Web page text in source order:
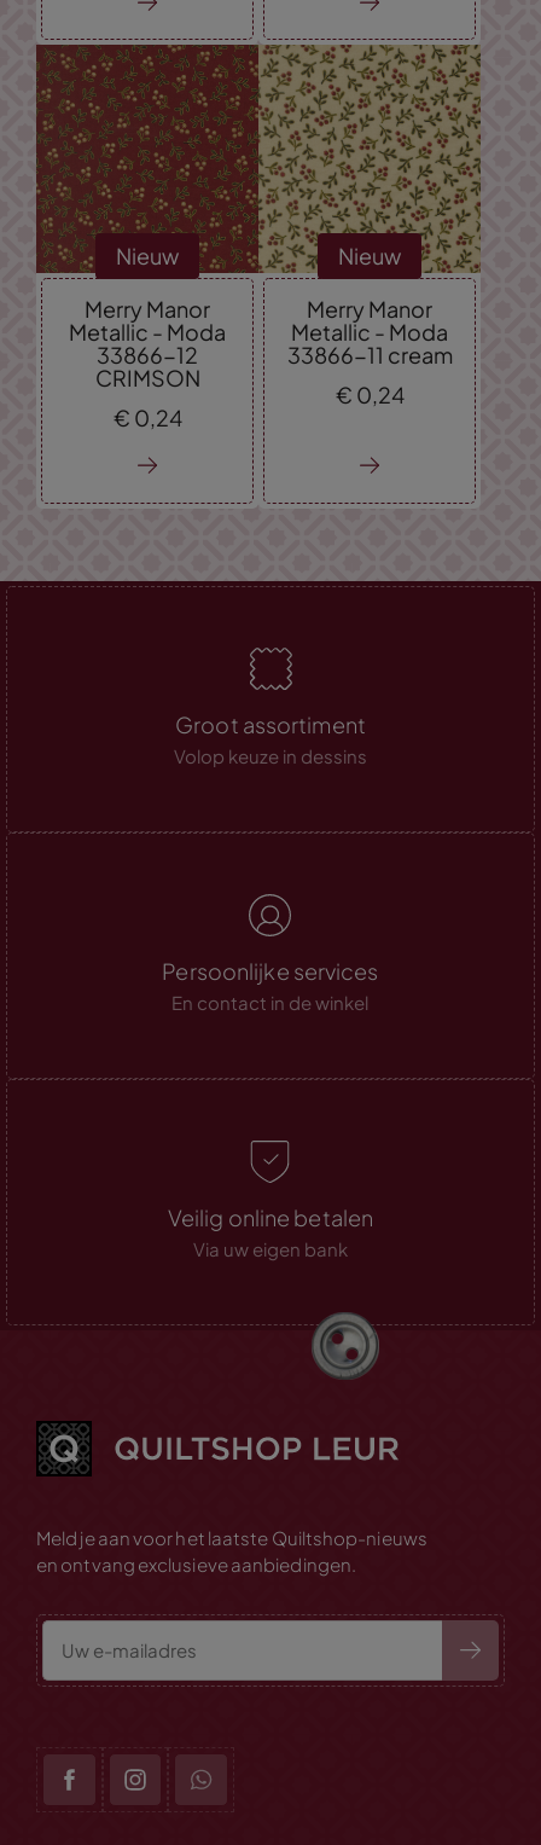
Nieuw
Merry Manor
Metallic - Moda
33866-12
CRIMSON
€ 0, 24
Nieuw
Merry Manor
Metallic - Moda
33866-11 cream
€ 0, 24
Groot assortiment
Volop keuze in dessins
Persoonlijke services
En contact in de winkel
Veilig online betalen
Via uw eigen bank
Meld je aan voor het laatste Quiltshop-nieuws
en ontvang exclusieve aanbiedingen.